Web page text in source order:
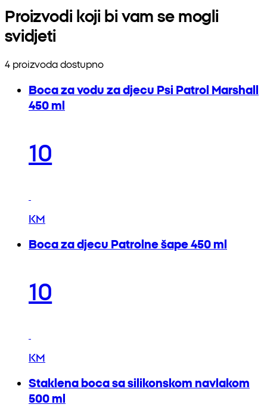
Proizvodi koji bi vam se mogli
svidjeti
4 proizvoda dostupno
Boca za vodu za djecu Psi Patrol Marshall
450 ml
10
KM
Boca za djecu Patrolne šape 450 ml
10
KM
Staklena boca sa silikonskom navlakom
500 ml